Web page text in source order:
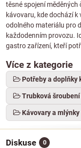
těsné spojení
kávovaru, kde dochází
odolného materiálu pro
každodenním provozu.
gastro zařízení, kteří
Více z kategorie
Potřeby a doplňky
Trubková šroubení
Kávovary a mlýnky
Diskuse 0